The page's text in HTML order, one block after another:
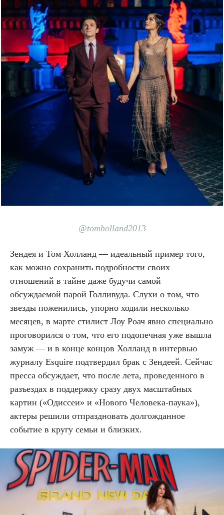
@tomholland2013
Зендея и Том Холланд — идеальный пример того,
как можно сохранить подробности своих
отношений в тайне даже будучи самой
обсуждаемой парой Голливуда. Слухи о том, что
звезды поженились, упорно ходили несколько
месяцев, в марте стилист Лоу Роач явно специально
проговорился о том, что его подопечная уже вышла
замуж — и в конце концов Холланд в интервью
журналу Esquire подтвердил брак с Зендеей. Сейчас
пресса обсуждает, что после лета, проведенного в
разъездах в поддержку сразу двух масштабных
картин («Одиссеи» и «Нового Человека-паука»),
актеры решили отпраздновать долгожданное
событие в кругу семьи и близких.